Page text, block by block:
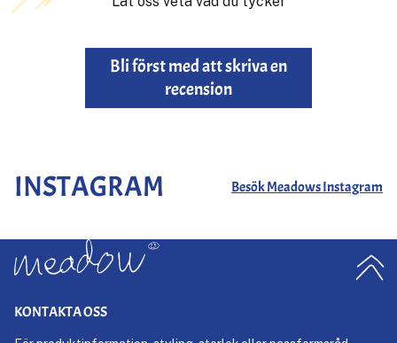
Bli först med att skriva en
recension
INSTAGRAM Besök Meadows Instagram
KONTAKTA OSS